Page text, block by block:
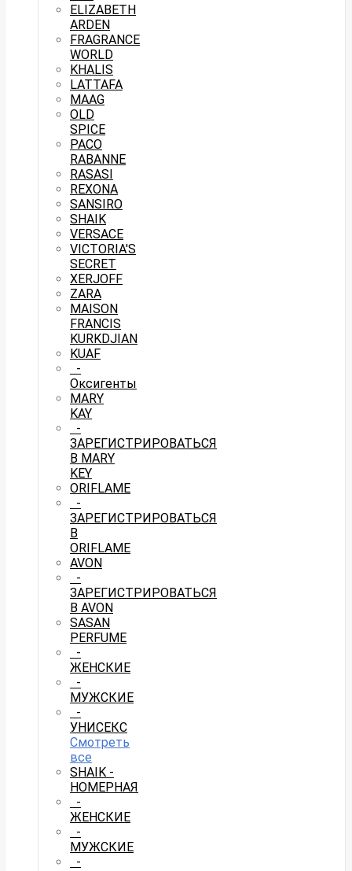
ELIZABETH
ARDEN
FRAGRANCE
WORLD
KHALIS
LATTAFA
MAAG
OLD
SPICE
PACO
RABANNE
RASASI
REXONA
SANSIRO
SHAIK
VERSACE
VICTORIA'S
SECRET
XERJOFF
ZARA
MAISON
FRANCIS
KURKDJIAN
KUAF
-
Оксигенты
MARY
KAY
-
ЗАРЕГИСТРИРОВАТЬСЯ
В MARY
KEY
ORIFLAME
-
ЗАРЕГИСТРИРОВАТЬСЯ
В
ORIFLAME
AVON
-
ЗАРЕГИСТРИРОВАТЬСЯ
В AVON
SASAN
PERFUME
-
ЖЕНСКИЕ
-
МУЖСКИЕ
-
УНИСЕКС
Смотреть
все
SHAIK -
НОМЕРНАЯ
-
ЖЕНСКИЕ
-
МУЖСКИЕ
-